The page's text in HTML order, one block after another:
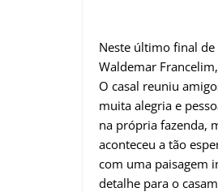
Neste último final
Waldemar
O casal reuniu
muita alegria e
na própria fazenda,
aconteceu a tão
com uma paisagem
detalhe para o